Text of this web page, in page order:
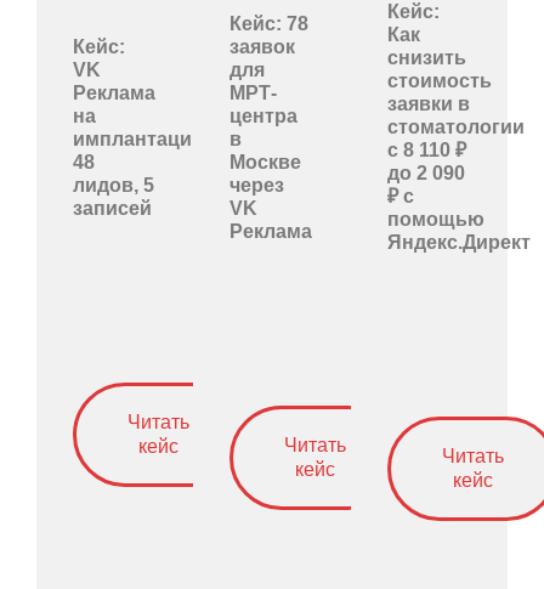
Кейс:
VK
Реклама
на
имплантацию:
48
лидов, 5
записей
Читать
кейс
Кейс: 78
заявок
для
МРТ-
центра
в
Москве
через
VK
Реклама
Читать
кейс
Кейс:
Как
снизить
стоимость
заявки в
стоматологии
с 8 110 ₽
до 2 090
₽ с
помощью
Яндекс.Директ
Читать
кейс